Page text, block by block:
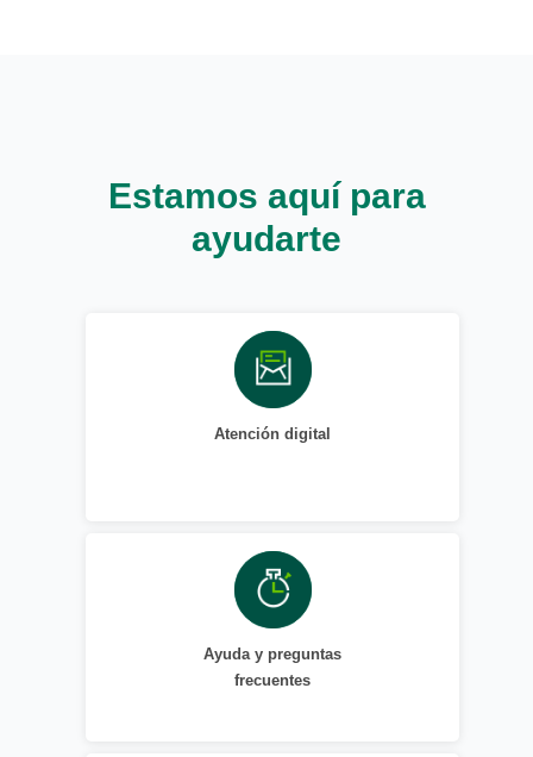
Estamos aquí para
ayudarte
Atención digital
Ayuda y preguntas
frecuentes